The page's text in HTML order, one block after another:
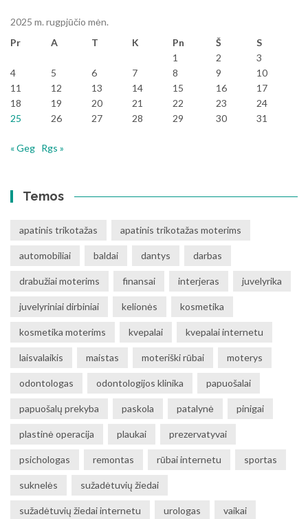
2025 m. rugpjūčio mėn.
Pr
A T K Pn Š
S
1
2
3
4
5 6 7 8 9
10
11
12 13 14 15 16
17
18
19 20 21 22 23
24
25
26 27 28 29 30 31
« Geg Rgs »
Temos
apatinis trikotažas apatinis trikotažas moterims
automobiliai baldai dantys darbas
drabužiai moterims finansai interjeras juvelyrika
juvelyriniai dirbiniai kelionės kosmetika
kosmetika moterims kvepalai kvepalai internetu
laisvalaikis maistas moteriški rūbai moterys
odontologas odontologijos klinika papuošalai
papuošalų prekyba paskola patalynė pinigai
plastinė operacija plaukai prezervatyvai
psichologas remontas rūbai internetu sportas
suknelės sužadėtuvių žiedai
sužadėtuvių žiedai internetu urologas vaikai